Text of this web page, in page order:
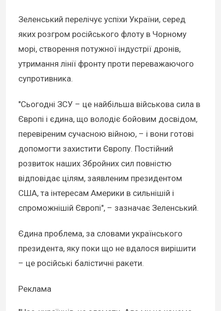
Зеленський перелічує успіхи України, серед
яких розгром російського флоту в Чорному
морі, створення потужної індустрії дронів,
утримання лінії фронту проти переважаючого
супротивника.
"Сьогодні ЗСУ – це найбільша військова сила в
Європі і єдина, що володіє бойовим досвідом,
перевіреним сучасною війною, – і вони готові
допомогти захистити Європу. Постійний
розвиток наших Збройних сил повністю
відповідає цілям, заявленим президентом
США, та інтересам Америки в сильнішій і
спроможнішій Європі", – зазначає Зеленський.
Єдина проблема, за словами українського
президента, яку поки що не вдалося вирішити
– це російські балістичні ракети.
Реклама